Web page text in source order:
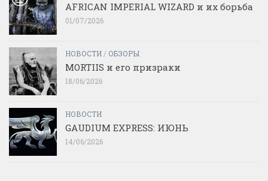
AFRICAN IMPERIAL WIZARD и их борьба
01/07/2026
НОВОСТИ/ ОБЗОРЫ
MORTIIS и его призраки
18/06/2026
НОВОСТИ
GAUDIUM EXPRESS: ИЮНЬ
14/06/2026